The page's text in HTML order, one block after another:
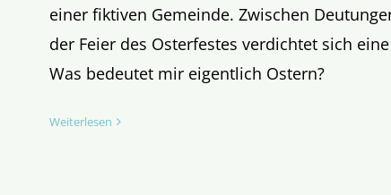
einer fiktiven Gemeinde. Zwischen
der Feier des Osterfestes verdichtet sich
Was bedeutet mir eigentlich Ostern?
Weiterlesen